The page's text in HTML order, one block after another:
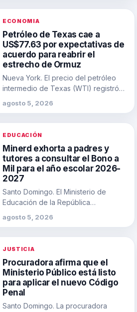
ECONOMIA
Petróleo de Texas cae a
US$77.63 por expectativas de
acuerdo para reabrir el
estrecho de Ormuz
Nueva York. El precio del petróleo
intermedio de Texas (WTI) registró
agosto 5, 2026
EDUCACIÓN
Minerd exhorta a padres y
tutores a consultar el Bono a
Mil para el año escolar 2026-
2027
Santo Domingo. El Ministerio de
Educación de la República
martes a los padres, madres…
agosto 5, 2026
JUSTICIA
Procuradora afirma que el
Ministerio Público está listo
para aplicar el nuevo Código
Penal
Santo Domingo. La procuradora